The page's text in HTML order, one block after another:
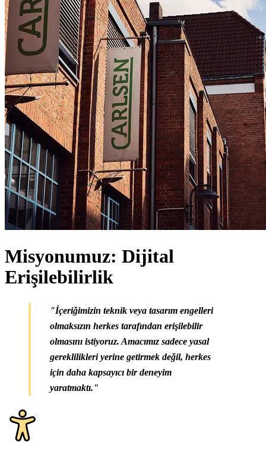
Misyonumuz: Dijital
Erişilebilirlik
"İçeriğimizin teknik veya tasarım engelleri
olmaksızın herkes tarafından erişilebilir
olmasını istiyoruz. Amacımız sadece yasal
gereklilikleri yerine getirmek değil, herkes
için daha kapsayıcı bir deneyim
yaratmaktı."